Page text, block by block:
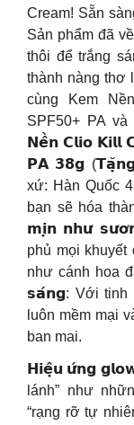
Cream! Sẵn
Sản phẩm đã
thôi để trắng
thành nàng thơ
cùng Kem
SPF50+ PA
𝗡𝗲̂̀𝗻 𝗖𝗹𝗶𝗼
𝗣𝗔 𝟯𝟴𝗴
xứ: Hàn Quốc
bạn sẽ hóa
𝗺𝗶̣𝗻 𝗻𝗵𝘂̛
phủ mọi khuyết
như cánh hoa
𝘀𝗮́𝗻𝗴: Với tinh
luôn mềm mại
ban mai.
𝗛𝗶𝗲̣̂𝘂 𝘂̛́𝗻𝗴
lánh” như
“rạng rỡ tự